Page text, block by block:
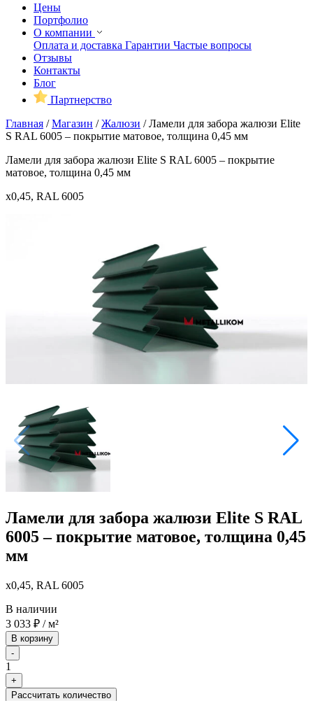
Цены
Портфолио
О компании
Оплата и доставка Гарантии Частые вопросы
Отзывы
Контакты
Блог
Партнерство
Главная /Магазин /Жалюзи /Ламели для забора жалюзи Elite
S RAL 6005 – покрытие матовое, толщина 0,45 мм
Ламели для забора жалюзи Elite S RAL 6005 – покрытие
матовое, толщина 0,45 мм
x0,45, RAL 6005
Ламели для забора жалюзи Elite S RAL
6005 – покрытие матовое, толщина 0,45
мм
x0,45, RAL 6005
В наличии
3 033 ₽ / м²
В корзину
-
1
+
Рассчитать количество